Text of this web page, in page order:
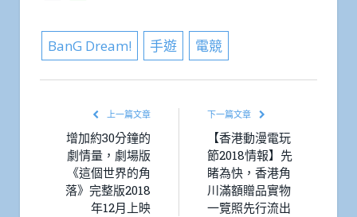
BanG Dream! 手遊 電競
上一篇文章
增加約30分鐘的
劇情量，劇場版
《這個世界的角
落》完整版2018
年12月上映
下一篇文章
【香港動漫電玩
節2018情報】先
睹為快，香港角
川滿額贈品實物
一覽照先行流出